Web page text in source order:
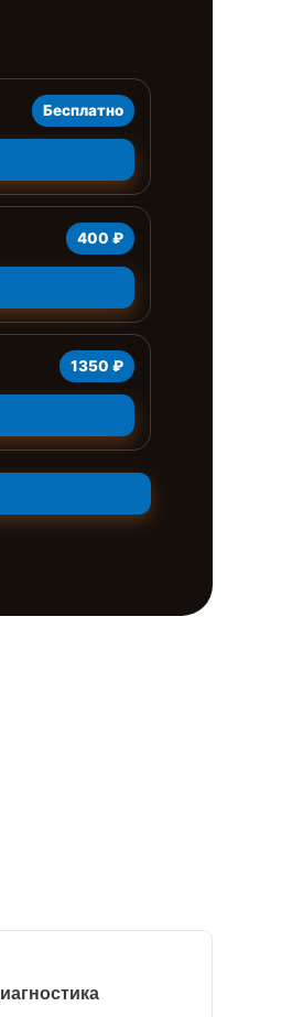
Бесплатно
400 ₽
1350 ₽